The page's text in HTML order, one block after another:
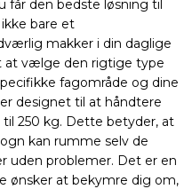
får den bedste løsning til
bare et
makker i din daglige
at vælge den rigtige type
fagområde og dine
designet til at håndtere
250 kg. Dette betyder, at
kan rumme selv de
uden problemer. Det er en
ønsker at bekymre dig om,